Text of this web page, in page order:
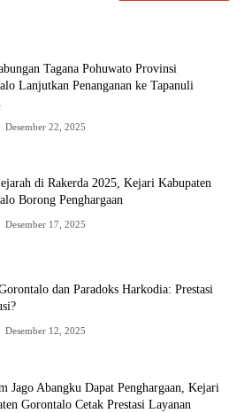
Tagana Pohuwato Provinsi
Lanjutkan Penanganan ke Tapanuli
Desember 22, 2025
di Rakerda 2025, Kejari Kabupaten
Borong Penghargaan
Desember 17, 2025
dan Paradoks Harkodia: Prestasi
Desember 12, 2025
Jago Abangku Dapat Penghargaan, Kejari
Gorontalo Cetak Prestasi Layanan